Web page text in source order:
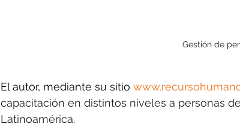
Gestión de
El autor, mediante su sitio
capacitación en distintos niveles a personas
Latinoamérica.